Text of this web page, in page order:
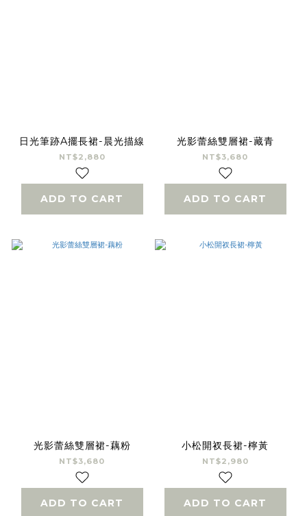
日光筆跡A擺長裙-晨光描線
NT$2,880
ADD TO CART
光影蕾絲雙層裙-藏青
NT$3,680
ADD TO CART
光影蕾絲雙層裙-藕粉
NT$3,680
ADD TO CART
小松開衩長裙-檸黃
NT$2,980
ADD TO CART